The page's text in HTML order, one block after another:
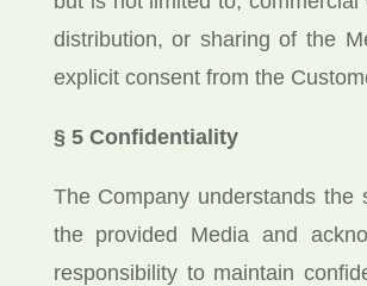
distribution, or sharing of the
explicit consent from the
§ 5 Confidentiality
The Company understands the
the provided Media and
responsibility to maintain